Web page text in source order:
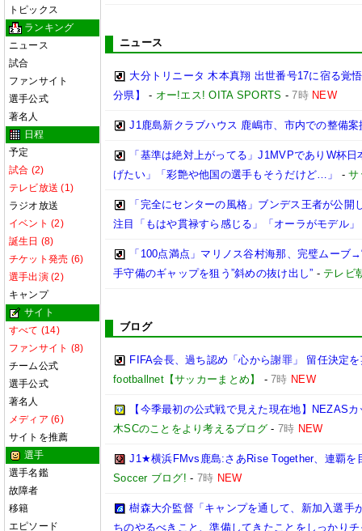
トピックス
ランキング
ニュース
試合
ファンサイト
選手公式
著名人
日程
予定
試合 (2)
テレビ放送 (1)
ラジオ放送
イベント (2)
誕生日 (8)
チケット発売 (6)
選手出演 (2)
キャンプ
サイト
すべて (14)
ファンサイト (8)
チーム公式
選手公式
著名人
メディア (6)
サイトを推薦
選手
選手名鑑
故障者
移籍
エピソード
ニュース
大分トリニータ 木本真翔 出世番号17に宿る覚
分県】
- オー!エス! OITA SPORTS -7時 NEW
J1鹿島新クラブハウス 鹿嶋市、市内での整備
「基準は絶対上がってる」J1MVPでありW杯
げたい」「彩艶や他国の選手もそうだけど…」
-サ
「完全にセンターの風格」ブンデス王者が公開
注目「もはや貫禄すら感じる」「オーラがモデル」
「100点満点」マリノス谷村海那、完璧ムーブ
手守備のギャップを狙う”斜めの抜け出し” - テレビ
ブログ
FIFA会長、過ち認め「心から謝罪」 留任決定
footballnet【サッカーまとめ】
-7時 NEW
【今季最初の公式戦で見えた現在地】NEZAS
木SCのことをより考えるブログ - 7時 NEW
J1★横浜FMvs鹿島:さあRise Together、連覇を
Soccer ブログ! - 7時 NEW
樹森大介監督「キャンプを通して、新加入選手
ちのやるべきこと、準備してきたことをしっかり